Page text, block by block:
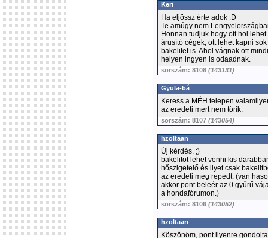
Keri
Ha eljössz érte adok :D
Te amúgy nem
Honnan tudjuk hogy ott hol
árusító cégek, ott lehet kapni
bakelitet is. Ahol vágnak ott
helyen ingyen is odaadnak.
sorszám: 8108 (143131)
Gyula-bá
Keress a MÉH telepen
az eredeti mert nem törik.
sorszám: 8107 (143054)
hzoltaan
Új kérdés. ;)
bakelitot lehet venni kis
hőszigetelő és ilyet csak
az eredeti meg repedt. (van
akkor pont beleér az 0 gyűrű
a hondafórumon.)
sorszám: 8106 (143052)
hzoltaan
Köszönöm, pont ilyenre